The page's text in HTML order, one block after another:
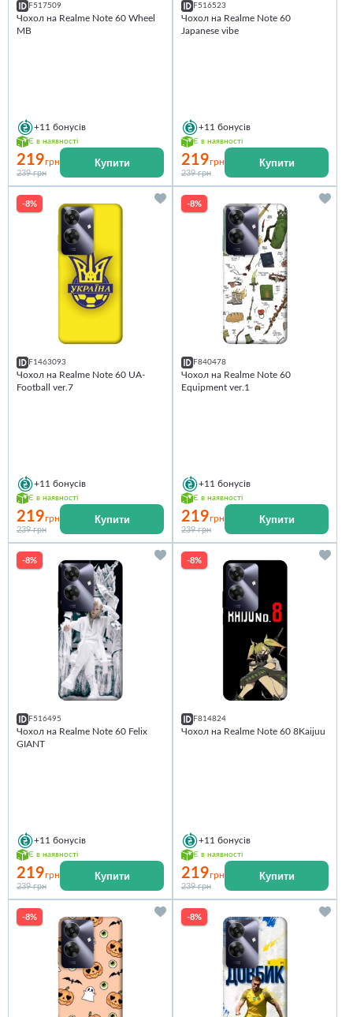
F517509
Чохол на Realme Note 60 Wheel
MB
+11 бонусів
Є в наявності
219грн
239 грн
Купити
F516523
Чохол на Realme Note 60
Japanese vibe
+11 бонусів
Є в наявності
219грн
239 грн
Купити
-8%
F1463093
Чохол на Realme Note 60 UA-
Football ver.7
+11 бонусів
Є в наявності
219грн
239 грн
Купити
-8%
F840478
Чохол на Realme Note 60
Equipment ver.1
+11 бонусів
Є в наявності
219грн
239 грн
Купити
-8%
F516495
Чохол на Realme Note 60 Felix
GIANT
+11 бонусів
Є в наявності
219грн
239 грн
Купити
-8%
F814824
Чохол на Realme Note 60 8Kaijuu
+11 бонусів
Є в наявності
219грн
239 грн
Купити
-8% -8%